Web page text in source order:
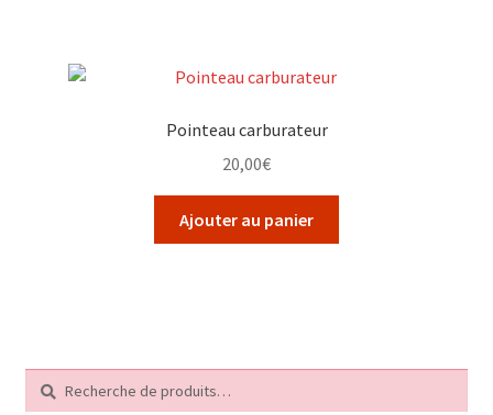
Pointeau carburateur
20,00€
Ajouter au panier
Recherche
pour :
Recherche